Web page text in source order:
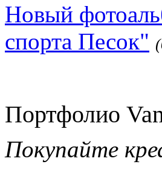
Новый
спорта Песок"
Портфолио
Покупайте